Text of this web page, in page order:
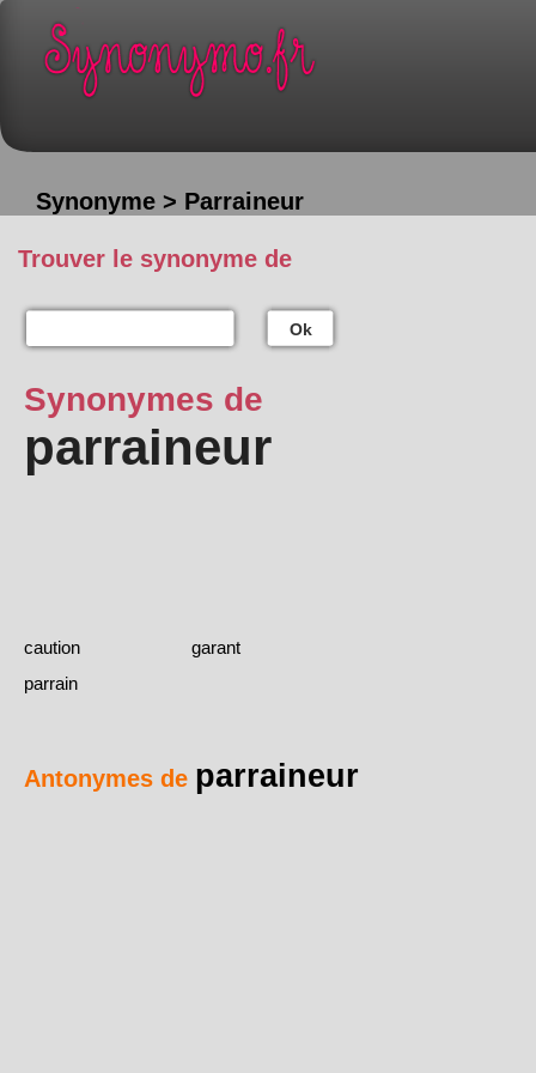
Synonyme > Parraineur
Trouver le synonyme de
Ok
Synonymes de
parraineur
caution
garant
parrain
Antonymes de parraineur